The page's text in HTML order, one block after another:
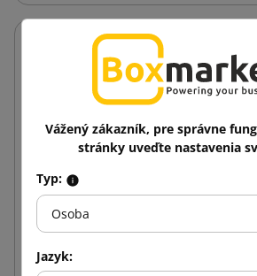
Vážený zákazník, pre správne
stránky uveďte nastavenia
Typ:
Osoba
Jazyk: